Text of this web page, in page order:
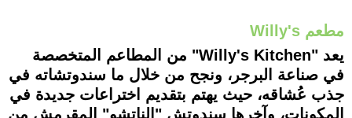
مطعم Willy's
يعد "Willy's Kitchen" من المطاعم المتخصصة
في صناعة البرجر، ونجح من خلال ما سندوتشاته في
جذب عُشاقه، حيث يهتم بتقديم اختراعات جديدة في
المكونات، وآخرها سندوتش "الناتشو" المقرمش من